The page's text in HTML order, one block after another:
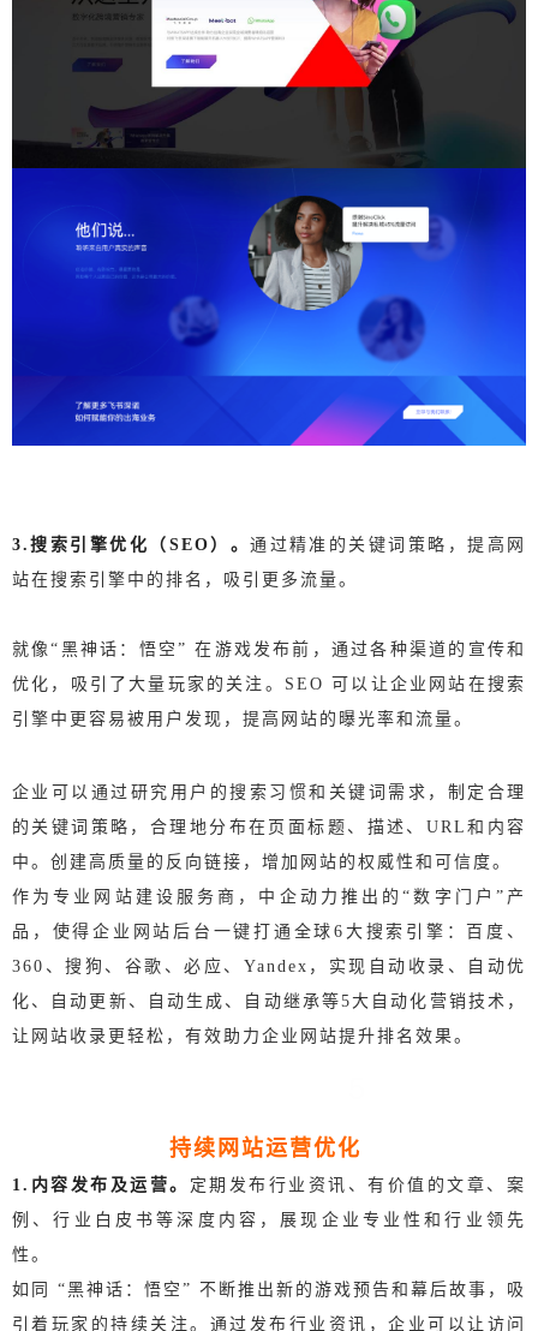
3.搜索引擎优化（SEO）。通过精准的关键词策略，提高网
站在搜索引擎中的排名，吸引更多流量。
就像“黑神话： 悟空” 在游戏发布前，通过各种渠道的宣传和
优化，吸引了大量玩家的关注。 SEO 可以让企业网站在搜索
引擎中更容易被用户发现，提高网站的曝光率和流量。
企业可以通过研究用户的搜索习惯和关键词需求，制定合理
的关键词策略，合理地分布在页面标题、描述、URL和内容
中。 创建高质量的反向链接，增加网站的权威性和可信度。
作为专业网站建设服务商，中企动力推出的“数字门户”产
品，使得企业网站后台一键打通全球6大搜索引擎：百度、
360、搜狗、谷歌、必应、Yandex，实现自动收录、自动优
化、自动更新、自动生成、自动继承等5大自动化营销技术，
让网站收录更轻松，有效助力企业网站提升排名效果。
持续网站运营优化
1.内容发布及运营。 定期发布行业资讯、有价值的文章、案
例、行业白皮书等深度内容，展现企业专业性和行业领先
性。
如同 “黑神话：悟空” 不断推出新的游戏预告和幕后故事，吸
引着玩家的持续关注。通过发布行业资讯，企业可以让访问